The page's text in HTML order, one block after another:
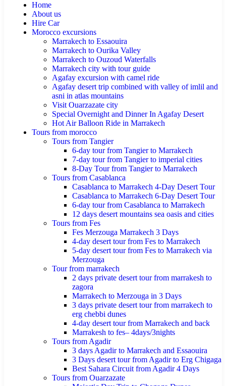
Home
About us
Hire Car
Morocco excursions
Marrakech to Essaouira
Marrakech to Ourika Valley
Marrakech to Ouzoud Waterfalls
Marrakech city with tour guide
Agafay excursion with camel ride
Agafay desert trip combined with valley of imlil and
asni in atlas mountains
Visit Ouarzazate city
Special Overnight and Dinner In Agafay Desert
Hot Air Balloon Ride in Marrakech
Tours from morocco
Tours from Tangier
6-day tour from Tangier to Marrakech
7-day tour from Tangier to imperial cities
8-Day Tour from Tangier to Marrakech
Tours from Casablanca
Casablanca to Marrakech 4-Day Desert Tour
Casablanca to Marrakech 6-Day Desert Tour
6-day tour from Casablanca to Marrakech
12 days desert mountains sea oasis and cities
Tours from Fes
Fes Merzouga Marrakech 3 Days
4-day desert tour from Fes to Marrakech
5-day desert tour from Fes to Marrakech via
Merzouga
Tour from marrakech
2 days private desert tour from marrakesh to
zagora
Marrakech to Merzouga in 3 Days
3 days private desert tour from marrakech to
erg chebbi dunes
4-day desert tour from Marrakech and back
Marrakesh to fes– 4days/3nights
Tours from Agadir
3 days Agadir to Marrakech and Essaouira
3 Days desert tour from Agadir to Erg Chigaga
Best Sahara Circuit from Agadir 4 Days
Tours from Ouarzazate